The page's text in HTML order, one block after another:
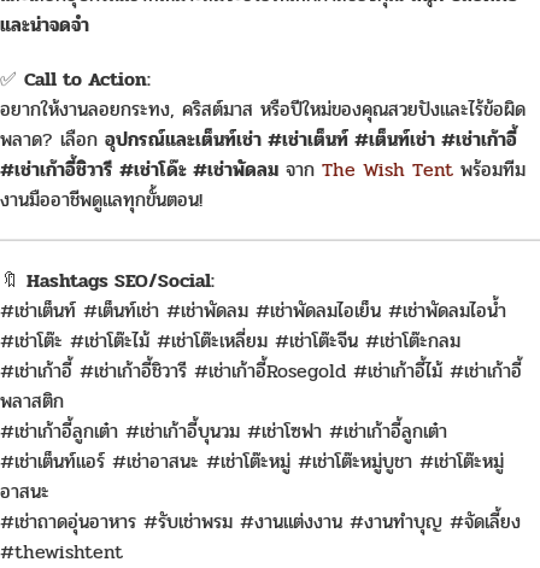
และน่าจดจำ
✅ Call to Action:
อยากให้งานลอยกระทง, คริสต์มาส หรือปีใหม่ของคุณสวยปังและไร้ข้อผิด
พลาด? เลือก อุปกรณ์และเต็นท์เช่า #เช่าเต็นท์ #เต็นท์เช่า #เช่าเก้าอี้
#เช่าเก้าอี้ชิวารี #เช่าโด๊ะ #เช่าพัดลม จาก The Wish Tent พร้อมทีม
งานมืออาชีพดูแลทุกขั้นตอน!
🔖 Hashtags SEO/Social:
#เช่าเต็นท์ #เต็นท์เช่า #เช่าพัดลม #เช่าพัดลมไอเย็น #เช่าพัดลมไอน้ำ
#เช่าโต๊ะ #เช่าโต๊ะไม้ #เช่าโต๊ะเหลี่ยม #เช่าโต๊ะจีน #เช่าโต๊ะกลม
#เช่าเก้าอี้ #เช่าเก้าอี้ชิวารี #เช่าเก้าอี้Rosegold #เช่าเก้าอี้ไม้ #เช่าเก้าอี้
พลาสติก
#เช่าเก้าอี้ลูกเต๋า #เช่าเก้าอี้บุนวม #เช่าโซฟา #เช่าเก้าอี้ลูกเต๋า
#เช่าเต็นท์แอร์ #เช่าอาสนะ #เช่าโต๊ะหมู่ #เช่าโต๊ะหมู่บูชา #เช่าโต๊ะหมู่
อาสนะ
#เช่าถาดอุ่นอาหาร #รับเช่าพรม #งานแต่งงาน #งานทำบุญ #จัดเลี้ยง
#thewishtent